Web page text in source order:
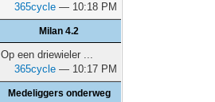
365cycle — 10:18 PM
Milan 4.2
Op een driewieler ...
365cycle — 10:17 PM
Medeliggers onderweg